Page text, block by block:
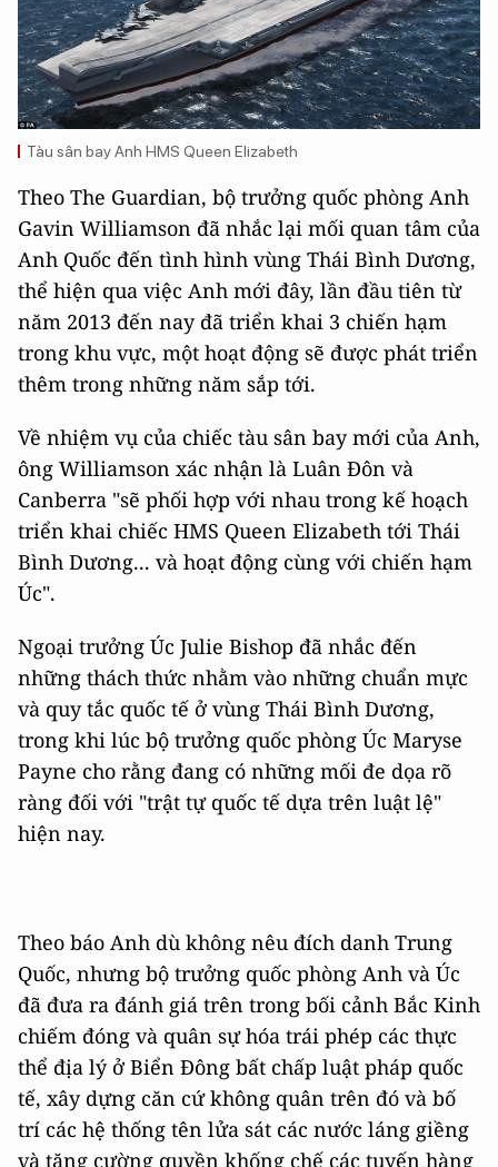
Tàu sân bay Anh HMS Queen Elizabeth
Theo The Guardian, bộ trưởng quốc phòng Anh
Gavin Williamson đã nhắc lại mối quan tâm của
Anh Quốc đến tình hình vùng Thái Bình Dương,
thể hiện qua việc Anh mới đây, lần đầu tiên từ
năm 2013 đến nay đã triển khai 3 chiến hạm
trong khu vực, một hoạt động sẽ được phát triển
thêm trong những năm sắp tới.
Về nhiệm vụ của chiếc tàu sân bay mới của Anh,
ông Williamson xác nhận là Luân Đôn và
Canberra "sẽ phối hợp với nhau trong kế hoạch
triển khai chiếc HMS Queen Elizabeth tới Thái
Bình Dương... và hoạt động cùng với chiến hạm
Úc".
Ngoại trưởng Úc Julie Bishop đã nhắc đến
những thách thức nhằm vào những chuẩn mực
và quy tắc quốc tế ở vùng Thái Bình Dương,
trong khi lúc bộ trưởng quốc phòng Úc Maryse
Payne cho rằng đang có những mối đe dọa rõ
ràng đối với "trật tự quốc tế dựa trên luật lệ"
hiện nay.
Theo báo Anh dù không nêu đích danh Trung
Quốc, nhưng bộ trưởng quốc phòng Anh và Úc
đã đưa ra đánh giá trên trong bối cảnh Bắc Kinh
chiếm đóng và quân sự hóa trái phép các thực
thể địa lý ở Biển Đông bất chấp luật pháp quốc
tế, xây dựng căn cứ không quân trên đó và bố
trí các hệ thống tên lửa sát các nước láng giềng
và tăng cường quyền khống chế các tuyến hàng